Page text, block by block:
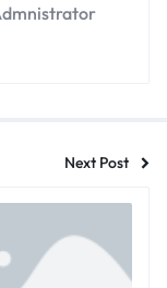
Next Post